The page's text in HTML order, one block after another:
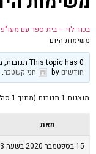
בכור לוי – בית ספר עם
משימות היום
This topic has 0 תגובות, משתתף 1, and was last updated
חודשים by חני קשטכר.
מוצגות 1 תגובות (מתוך 1 סה״כ)
מאת
15 בספטמבר 2020 בשעה 12:23